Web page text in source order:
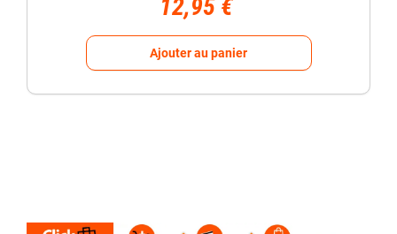
12,95 €
Ajouter au panier